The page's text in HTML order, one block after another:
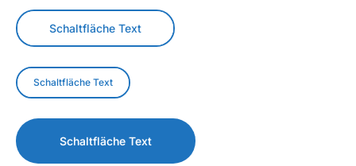
Schaltfläche Text
Schaltfläche Text
Schaltfläche Text